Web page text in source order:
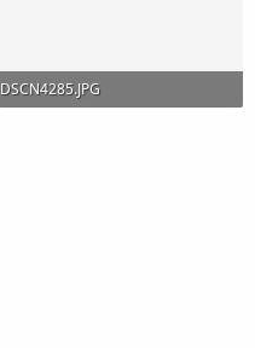
DSCN4285.JPG